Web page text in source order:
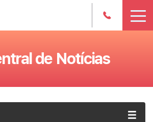
de Notícias